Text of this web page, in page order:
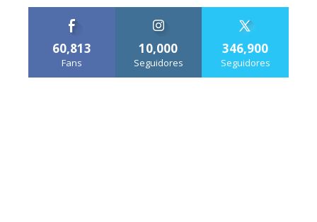
60,813
Fans
10,000
Seguidores
346,900
Seguidores